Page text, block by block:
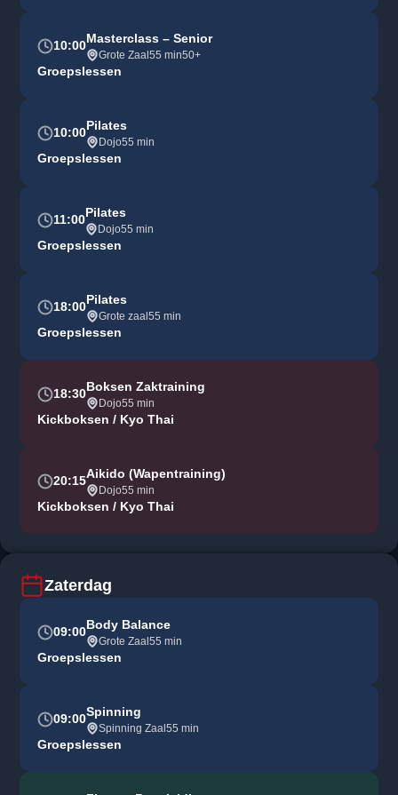
10:00Masterclass – Senior
Grote Zaal 55 min50+
Groepslessen
10:00Pilates
Dojo55 min
Groepslessen
11:00Pilates
Dojo55 min
Groepslessen
18:00Pilates
Grote zaal 55 min
Groepslessen
18:30Boksen Zaktraining
Dojo55 min
Kickboksen / Kyo Thai
20:15Aikido (Wapentraining)
Dojo55 min
Kickboksen / Kyo Thai
Zaterdag
09:00Body Balance
Grote Zaal 55 min
Groepslessen
09:00Spinning
Spinning Zaal 55 min
Groepslessen